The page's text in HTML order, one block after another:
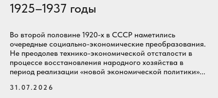
1925–1937 годы
Во второй половине 1920-х в СССР наметились
очередные социально-экономические преобразования.
Не преодолев технико-экономической отсталости в
процессе восстановления народного хозяйства в
период реализации «новой экономической политики»...
31.07.2026